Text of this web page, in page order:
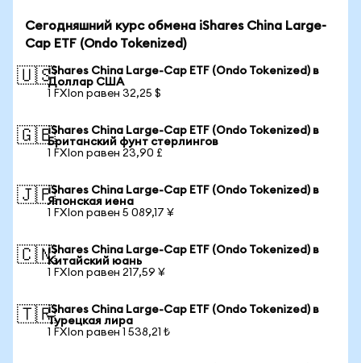
Сегодняшний курс обмена iShares China Large-
Cap ETF (Ondo Tokenized)
🇺🇸iShares China Large-Cap ETF (Ondo Tokenized) в
Доллар США
1 FXIon равен 32,25 $
🇬🇧iShares China Large-Cap ETF (Ondo Tokenized) в
Британский фунт стерлингов
1 FXIon равен 23,90 £
🇯🇵iShares China Large-Cap ETF (Ondo Tokenized) в
Японская иена
1 FXIon равен 5 089,17 ¥
🇨🇳iShares China Large-Cap ETF (Ondo Tokenized) в
Китайский юань
1 FXIon равен 217,59 ¥
🇹🇷iShares China Large-Cap ETF (Ondo Tokenized) в
Турецкая лира
1 FXIon равен 1 538,21 ₺